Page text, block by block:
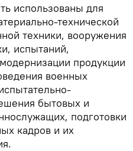
использованы для
технической
техники, вооружения
испытаний,
продукции
военных
бытовых и
подготовки
кадров и их